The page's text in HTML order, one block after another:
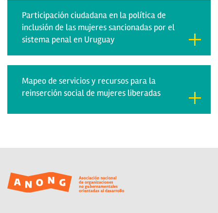
Participación ciudadana en la política de
inclusión de las mujeres sancionadas por el
sistema penal en Uruguay
Mapeo de servicios y recursos para la
reinserción social de mujeres liberadas